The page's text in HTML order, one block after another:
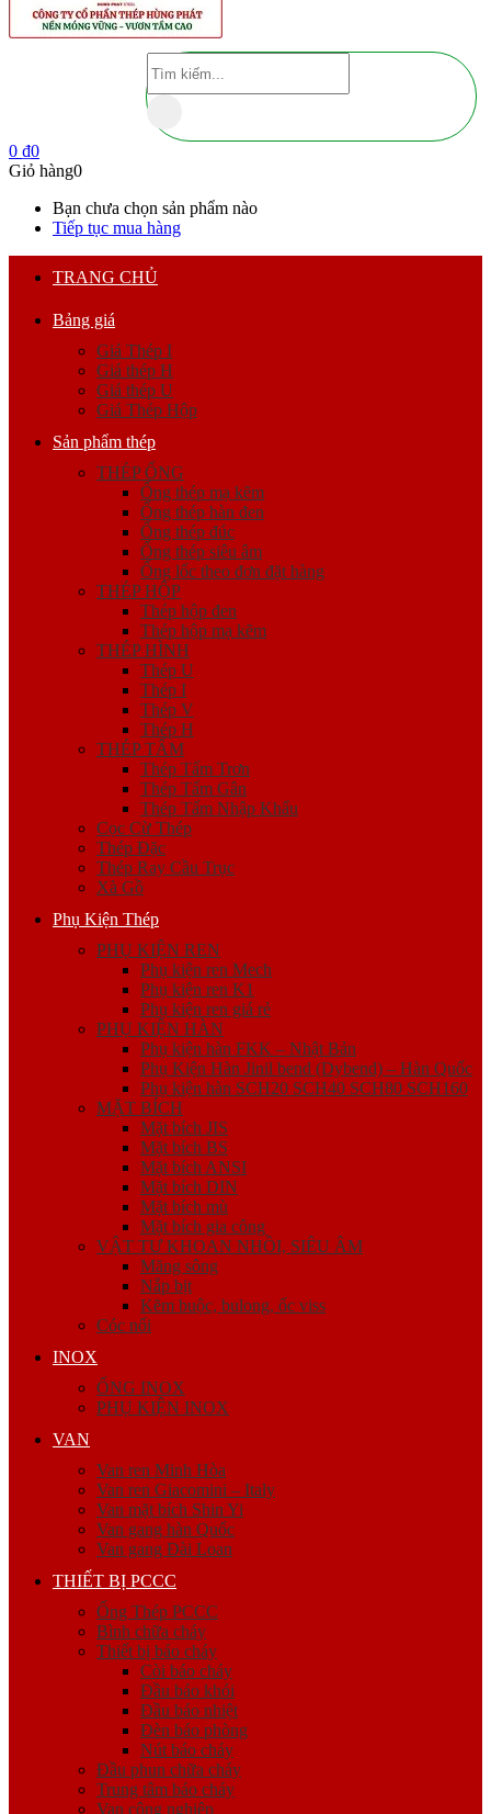
0 ₫0
Giỏ hàng0
Bạn chưa chọn sản phẩm nào
Tiếp tục mua hàng
TRANG CHỦ
Bảng giá
Giá Thép I
Giá thép H
Giá thép U
Giá Thép Hộp
Sản phẩm thép
THÉP ỐNG
Ống thép mạ kẽm
Ống thép hàn đen
Ống thép đúc
Ống thép siêu âm
Ống lốc theo đơn đặt hàng
THÉP HỘP
Thép hộp đen
Thép hộp mạ kẽm
THÉP HÌNH
Thép U
Thép I
Thép V
Thép H
THÉP TẤM
Thép Tấm Trơn
Thép Tấm Gân
Thép Tấm Nhập Khẩu
Cọc Cừ Thép
Thép Đặc
Thép Ray Cầu Trục
Xà Gồ
Phụ Kiện Thép
PHỤ KIỆN REN
Phụ kiện ren Mech
Phụ kiện ren K1
Phụ kiện ren giá rẻ
PHỤ KIỆN HÀN
Phụ kiện hàn FKK – Nhật Bản
Phụ Kiện Hàn Jinil bend (Dybend) – Hàn Quốc
Phụ kiện hàn SCH20 SCH40 SCH80 SCH160
MẶT BÍCH
Mặt bích JIS
Mặt bích BS
Mặt bích ANSI
Mặt bích DIN
Mặt bích mù
Mặt bích gia công
VẬT TƯ KHOAN NHỒI, SIÊU ÂM
Măng sông
Nắp bịt
Kẽm buộc, bulong, ốc viss
Cóc nối
INOX
ỐNG INOX
PHỤ KIỆN INOX
VAN
Van ren Minh Hòa
Van ren Giacomini – Italy
Van mặt bích Shin Yi
Van gang hàn Quốc
Van gang Đài Loan
THIẾT BỊ PCCC
Ống Thép PCCC
Bình chữa cháy
Thiết bị báo cháy
Còi báo cháy
Đầu báo khói
Đầu báo nhiệt
Đèn báo phòng
Nút báo cháy
Đầu phun chữa cháy
Trung tâm báo cháy
Van công nghiệp